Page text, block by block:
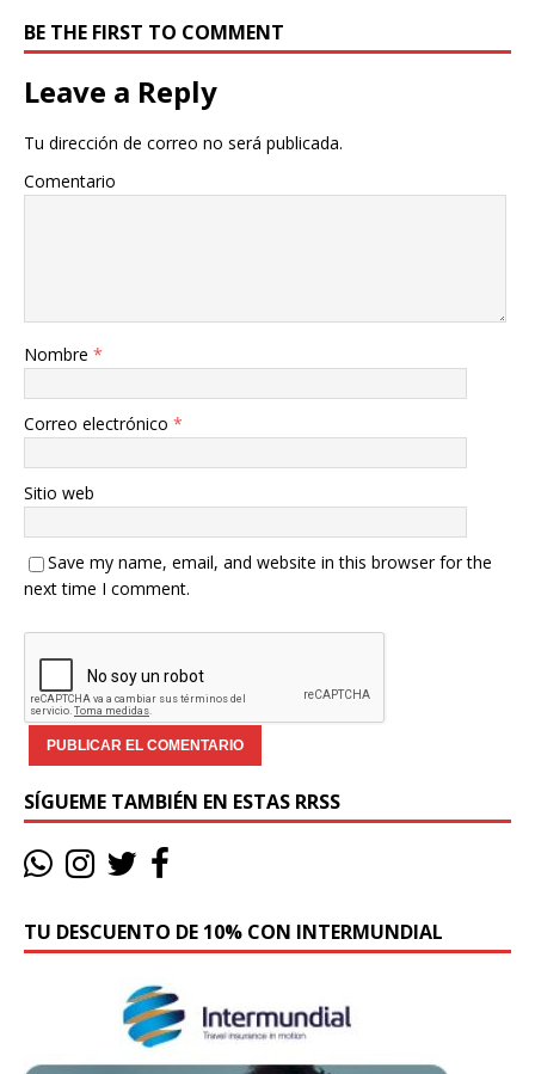
BE THE FIRST TO COMMENT
Leave a Reply
Tu dirección de correo no será publicada.
Comentario
Nombre *
Correo electrónico *
Sitio web
Save my name, email, and website in this browser for the
next time I comment.
SÍGUEME TAMBIÉN EN ESTAS RRSS
TU DESCUENTO DE 10% CON INTERMUNDIAL